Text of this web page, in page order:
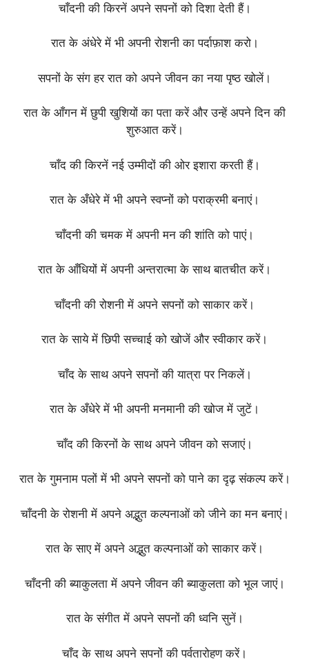
चाँदनी की किरनें अपने सपनों को दिशा देती हैं।
रात के अंधेरे में भी अपनी रोशनी का पर्दाफ़ाश करो।
सपनों के संग हर रात को अपने जीवन का नया पृष्ठ खोलें।
रात के आँगन में छुपी खुशियों का पता करें और उन्हें अपने दिन की
शुरुआत करें।
चाँद की किरनें नई उम्मीदों की ओर इशारा करती हैं।
रात के अँधेरे में भी अपने स्वप्नों को पराक्रमी बनाएं।
चाँदनी की चमक में अपनी मन की शांति को पाएं।
रात के आँधियों में अपनी अन्तरात्मा के साथ बातचीत करें।
चाँदनी की रोशनी में अपने सपनों को साकार करें।
रात के साये में छिपी सच्चाई को खोजें और स्वीकार करें।
चाँद के साथ अपने सपनों की यात्रा पर निकलें।
रात के अँधेरे में भी अपनी मनमानी की खोज में जुटें।
चाँद की किरनों के साथ अपने जीवन को सजाएं।
रात के गुमनाम पलों में भी अपने सपनों को पाने का दृढ़ संकल्प करें।
चाँदनी के रोशनी में अपने अद्भुत कल्पनाओं को जीने का मन बनाएं।
रात के साए में अपने अद्भुत कल्पनाओं को साकार करें।
चाँदनी की ब्याकुलता में अपने जीवन की ब्याकुलता को भूल जाएं।
रात के संगीत में अपने सपनों की ध्वनि सुनें।
चाँद के साथ अपने सपनों की पर्वतारोहण करें।